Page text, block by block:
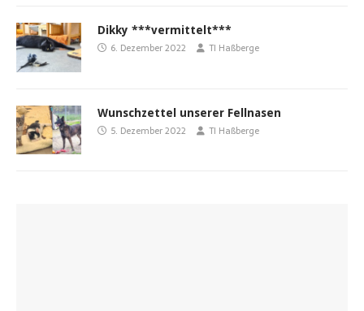
Dikky ***vermittelt***
6. Dezember 2022 TI Haßberge
Wunschzettel unserer Fellnasen
5. Dezember 2022 TI Haßberge